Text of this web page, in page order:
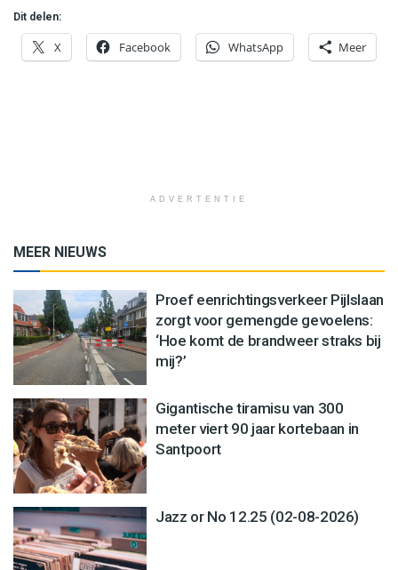
Dit delen:
X Facebook WhatsApp Meer
ADVERTENTIE
MEER NIEUWS
Proef eenrichtingsverkeer Pijlslaan
zorgt voor gemengde gevoelens:
‘Hoe komt de brandweer straks bij
mij?’
Gigantische tiramisu van 300
meter viert 90 jaar kortebaan in
Santpoort
Jazz or No 12.25 (02-08-2026)